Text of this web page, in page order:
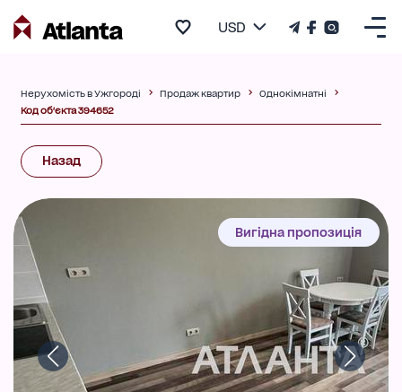
USD
Нерухомість в Ужгороді Продаж квартир
Однокімнатні
Код об'єкта 394652
Назад
Вигідна пропозиція